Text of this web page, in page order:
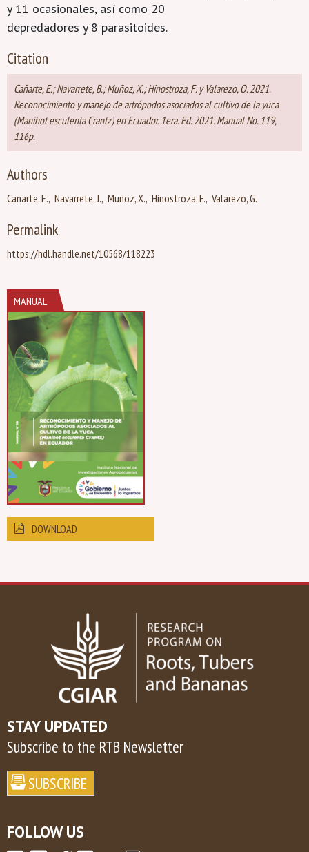
y 11 ocasionales, así como 20
depredadores y 8 parasitoides.
Citation
Cañarte, E.; Navarrete, B.; Muñoz, X.; Hinostroza, F. y Valarezo, O. 2021.
Reconocimiento y manejo de artrópodos asociados al cultivo de la yuca
(Manihot esculenta Crantz) en Ecuador. 1era. Ed. 2021. Manual No. 119,
116p.
Authors
Cañarte, E. Navarrete, J. Muñoz, X. Hinostroza, F. Valarezo, G.
Permalink
https://hdl.handle.net/10568/118223
MANUAL
DOWNLOAD
STAY UPDATED
Subscribe to the RTB Newsletter
FOLLOW US